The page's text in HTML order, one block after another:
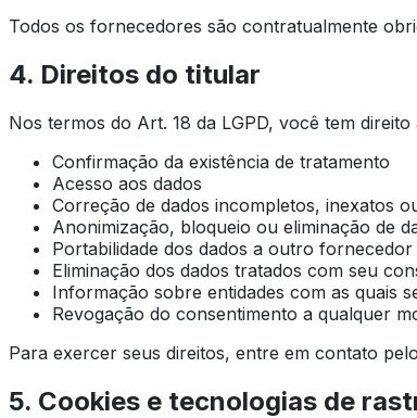
Todos os fornecedores são contratualmente
4. Direitos do titular
Nos termos do Art. 18 da LGPD, você tem direito
Confirmação da existência de tratamento
Acesso aos dados
Correção de dados incompletos, inexatos
Anonimização, bloqueio ou eliminação de
Portabilidade dos dados a outro fornecedor
Eliminação dos dados tratados com seu
Informação sobre entidades com as quais
Revogação do consentimento a qualquer
Para exercer seus direitos, entre em contato
5. Cookies e tecnologias de